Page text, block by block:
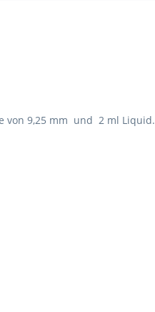
von 9,25 mm und 2 ml Liquid.